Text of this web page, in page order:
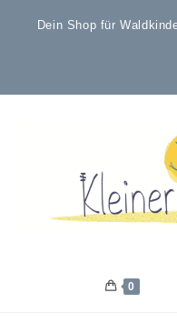
Dein Shop für
0